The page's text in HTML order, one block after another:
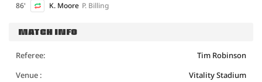
86' K. Moore P. Billing
MATCH INFO
Referee:
Tim Robinson
Venue :
Vitality Stadium